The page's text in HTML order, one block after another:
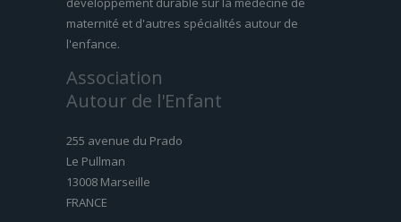
maternité et d'autres spécialités autour de
l'enfance.
Association
Autour de l'Enfant
255 avenue du Prado
Le Pullman
13008 Marseille
FRANCE